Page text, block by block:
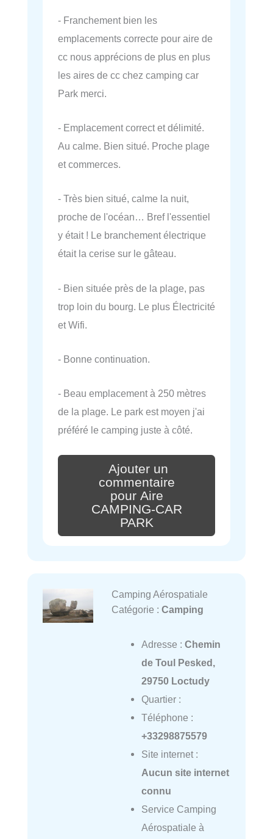
- Franchement bien les
emplacements correcte pour aire de
cc nous apprécions de plus en plus
les aires de cc chez camping car
Park merci.
- Emplacement correct et délimité.
Au calme. Bien situé. Proche plage
et commerces.
- Très bien situé, calme la nuit,
proche de l'océan… Bref l'essentiel
y était ! Le branchement électrique
était la cerise sur le gâteau.
- Bien située près de la plage, pas
trop loin du bourg. Le plus Électricité
et Wifi.
- Bonne continuation.
- Beau emplacement à 250 mètres
de la plage. Le park est moyen j'ai
préféré le camping juste à côté.
Ajouter un
commentaire
pour Aire
CAMPING-CAR
PARK
Camping Aérospatiale
Catégorie : Camping
Adresse : Chemin
de Toul Pesked,
29750 Loctudy
Quartier :
Téléphone :
+33298875579
Site internet :
Aucun site internet
connu
Service Camping
Aérospatiale à